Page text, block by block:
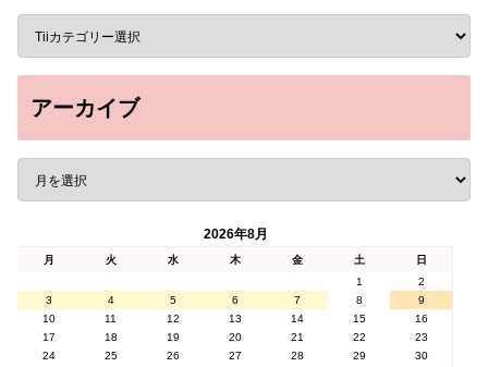
アーカイブ
2026年8月
月 火 水 木 金 土
日
1
2
3
4 5 6 7 8
9
10
11 12 13 14 15
16
17
18 19 20 21 22
23
24
25 26 27 28 29
30